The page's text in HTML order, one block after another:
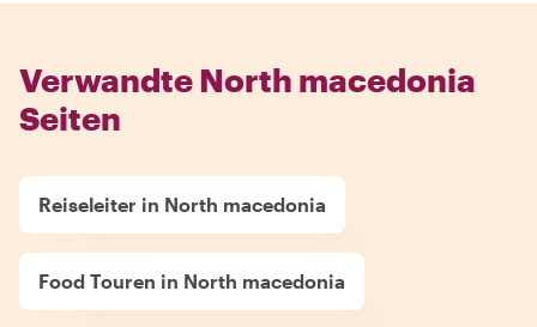
Verwandte North macedonia
Seiten
Reiseleiter in North macedonia
Food Touren in North macedonia